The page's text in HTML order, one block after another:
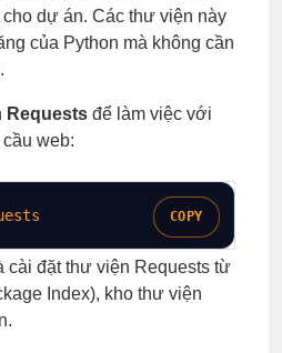
dự án. Các thư viện này
của Python mà không cần
Requests để làm việc với
web:
COPY
cài đặt thư viện Requests từ
Index), kho thư viện